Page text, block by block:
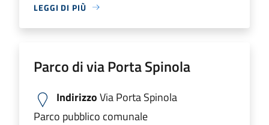
LEGGI DI PIÙ
Parco di via Porta Spinola
IndirizzoVia Porta Spinola
Parco pubblico comunale